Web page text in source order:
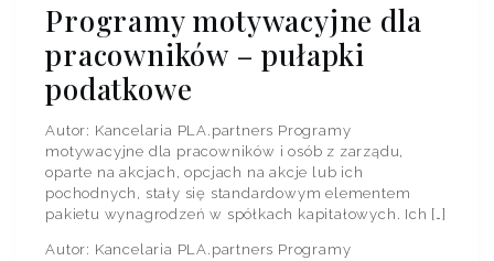
Programy motywacyjne dla
pracowników – pułapki
podatkowe
Autor: Kancelaria PLA.partners Programy
motywacyjne dla pracowników i osób z zarządu,
oparte na akcjach, opcjach na akcje lub ich
pochodnych, stały się standardowym elementem
pakietu wynagrodzeń w spółkach kapitałowych. Ich […]
Autor: Kancelaria PLA.partners Programy